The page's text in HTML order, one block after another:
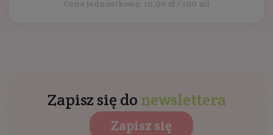
Cena jednostkowa: 10,00 zł / 100 ml
Zapisz się do newslettera
Zapisz się